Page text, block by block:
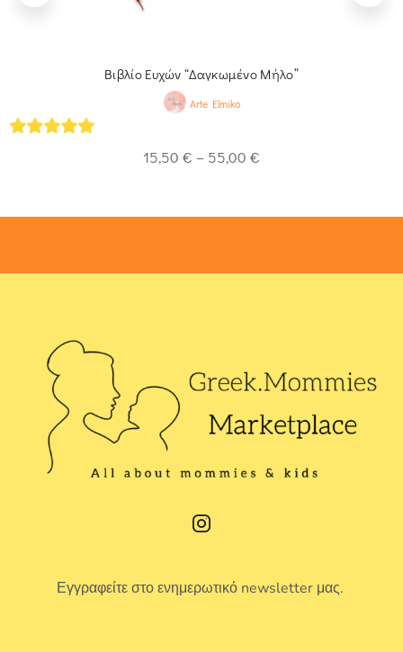
Βιβλίο Ευχών “Δαγκωμένο Μήλο”
Arte Elmiko
15,50 € – 55,00 €
Εγγραφείτε στο ενημερωτικό newsletter μας.